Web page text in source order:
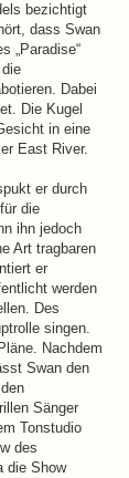
bezichtigt
dass Swan
„Paradise“
Dabei
Die Kugel
in eine
East River.
er durch
die
ihn jedoch
Art tragbaren
er
werden
Des
singen.
Nachdem
Swan den
Sänger
Tonstudio
des
die Show